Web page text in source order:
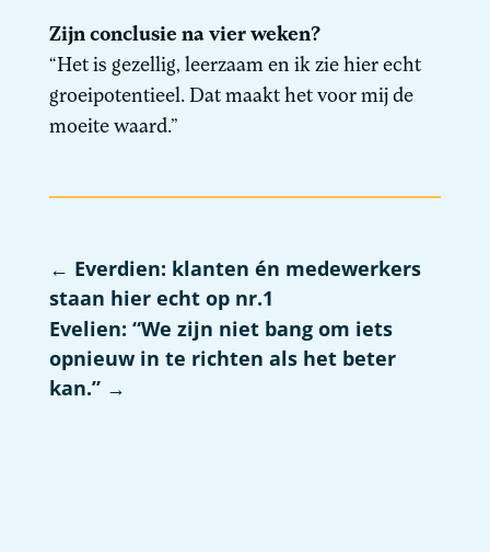
Zijn conclusie na vier weken?
“Het is gezellig, leerzaam en ik zie hier echt
groeipotentieel. Dat maakt het voor mij de
moeite waard.”
← Everdien: klanten én medewerkers
staan hier echt op nr.1
Evelien: “We zijn niet bang om iets
opnieuw in te richten als het beter
kan.”→